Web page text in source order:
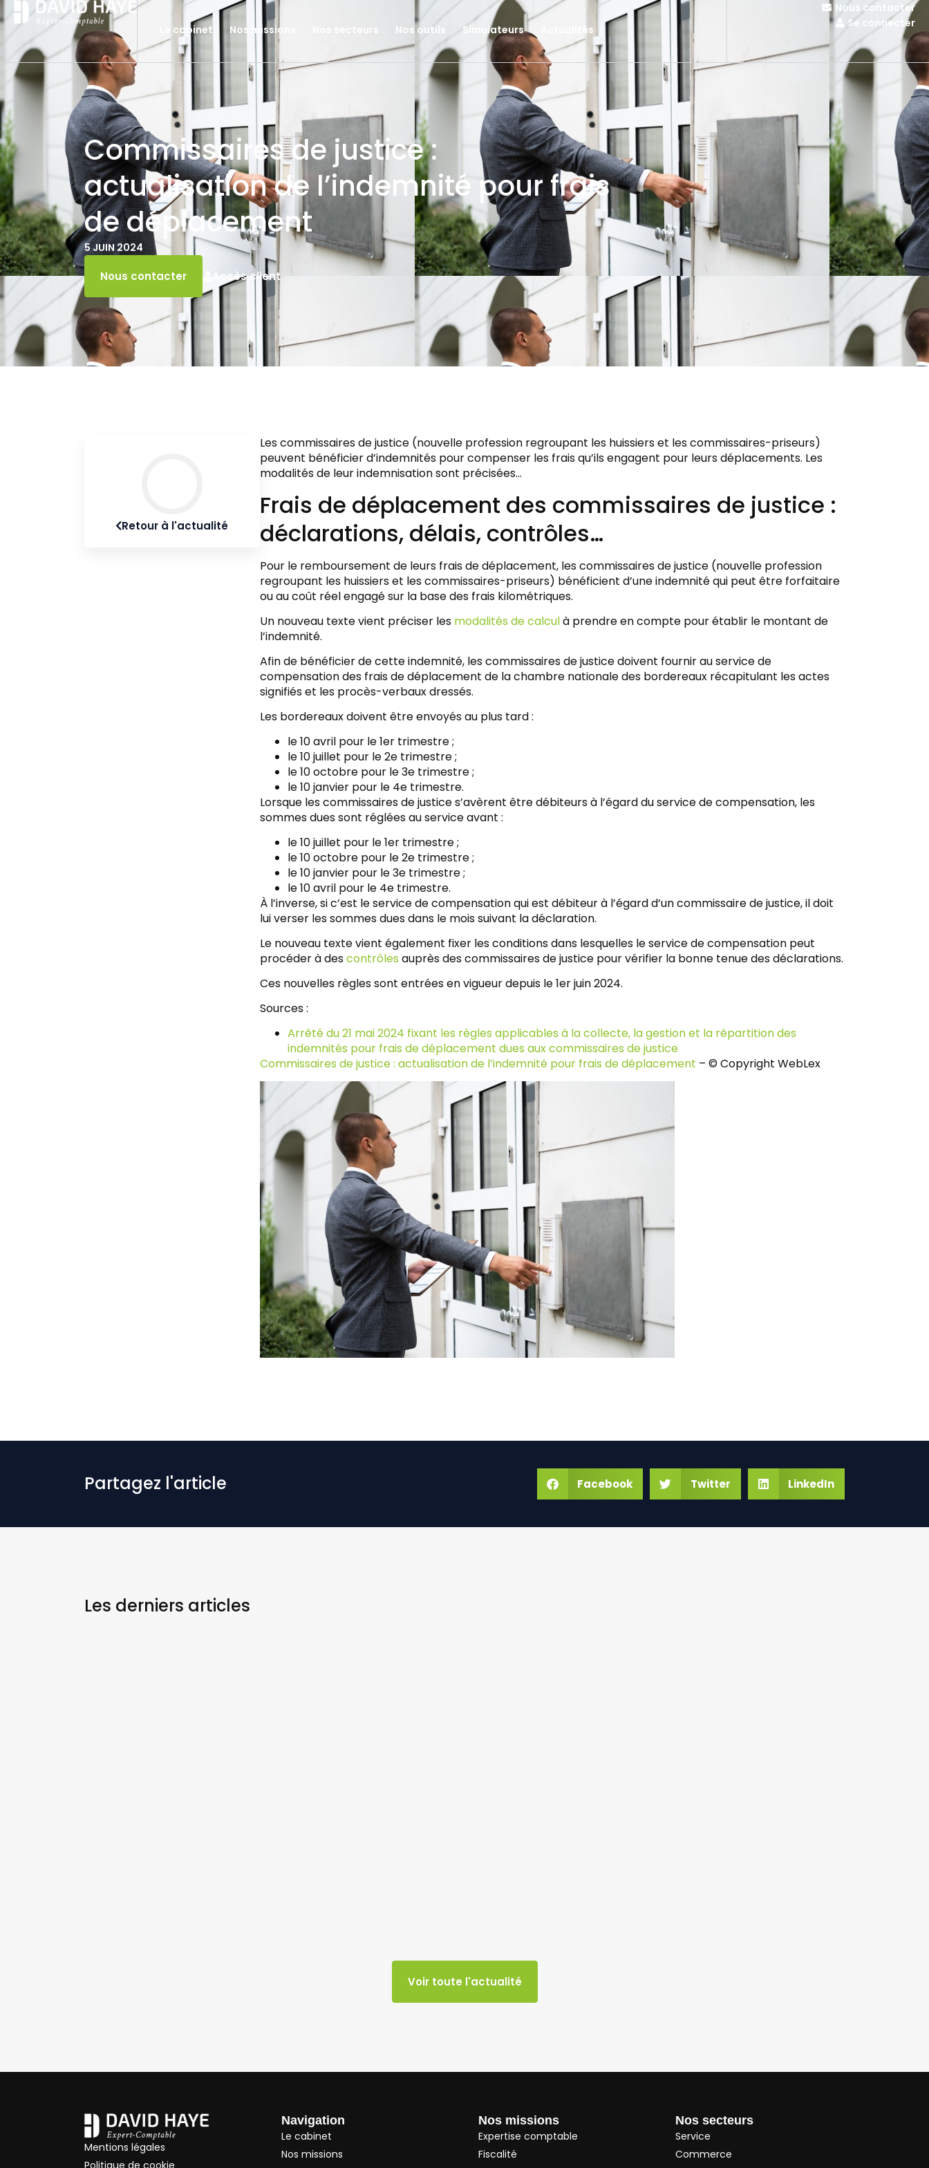
Le cabinet Nos missions Nos secteurs Nos outils Simulateurs Actualités
Nous contacter
Se connecter
Commissaires de justice :
actualisation de l’indemnité pour frais
de déplacement
5 JUIN 2024
Nous contacter Accès client
Retour à l'actualité
Les commissaires de justice (nouvelle profession regroupant les huissiers et les commissaires-priseurs)
peuvent bénéficier d’indemnités pour compenser les frais qu’ils engagent pour leurs déplacements. Les
modalités de leur indemnisation sont précisées…
Frais de déplacement des commissaires de justice :
déclarations, délais, contrôles…
Pour le remboursement de leurs frais de déplacement, les commissaires de justice (nouvelle profession
regroupant les huissiers et les commissaires-priseurs) bénéficient d’une indemnité qui peut être forfaitaire
ou au coût réel engagé sur la base des frais kilométriques.
Un nouveau texte vient préciser les modalités de calculà prendre en compte pour établir le montant de
l’indemnité.
Afin de bénéficier de cette indemnité, les commissaires de justice doivent fournir au service de
compensation des frais de déplacement de la chambre nationale des bordereaux récapitulant les actes
signifiés et les procès-verbaux dressés.
Les bordereaux doivent être envoyés au plus tard :
le 10 avril pour le 1er trimestre ;
le 10 juillet pour le 2e trimestre ;
le 10 octobre pour le 3e trimestre ;
le 10 janvier pour le 4e trimestre.
Lorsque les commissaires de justice s’avèrent être débiteurs à l’égard du service de compensation, les
sommes dues sont réglées au service avant :
le 10 juillet pour le 1er trimestre ;
le 10 octobre pour le 2e trimestre ;
le 10 janvier pour le 3e trimestre ;
le 10 avril pour le 4e trimestre.
À l’inverse, si c’est le service de compensation qui est débiteur à l’égard d’un commissaire de justice, il doit
lui verser les sommes dues dans le mois suivant la déclaration.
Le nouveau texte vient également fixer les conditions dans lesquelles le service de compensation peut
procéder à descontrôles auprès des commissaires de justice pour vérifier la bonne tenue des déclarations.
Ces nouvelles règles sont entrées en vigueur depuis le 1er juin 2024.
Sources :
Arrêté du 21 mai 2024 fixant les règles applicables à la collecte, la gestion et la répartition des
indemnités pour frais de déplacement dues aux commissaires de justice
Commissaires de justice : actualisation de l’indemnité pour frais de déplacement – © Copyright WebLex
Partagez l'article Facebook Twitter LinkedIn
Les derniers articles
Voir toute l'actualité
Mentions légales
Politique de cookie
Navigation
Le cabinet
Nos missions
Nos missions
Expertise comptable
Fiscalité
Nos secteurs
Service
Commerce